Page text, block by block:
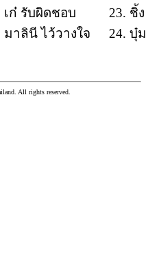
เก๋ รับผิดชอบ
มาลินี ไว้วางใจ
ชิ้ง
บุ๋ม
All rights reserved.